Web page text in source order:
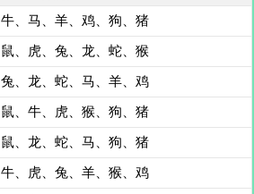
牛、马、羊、鸡、狗、猪
鼠、虎、兔、龙、蛇、猴
兔、龙、蛇、马、羊、鸡
鼠、牛、虎、猴、狗、猪
鼠、龙、蛇、马、狗、猪
牛、虎、兔、羊、猴、鸡